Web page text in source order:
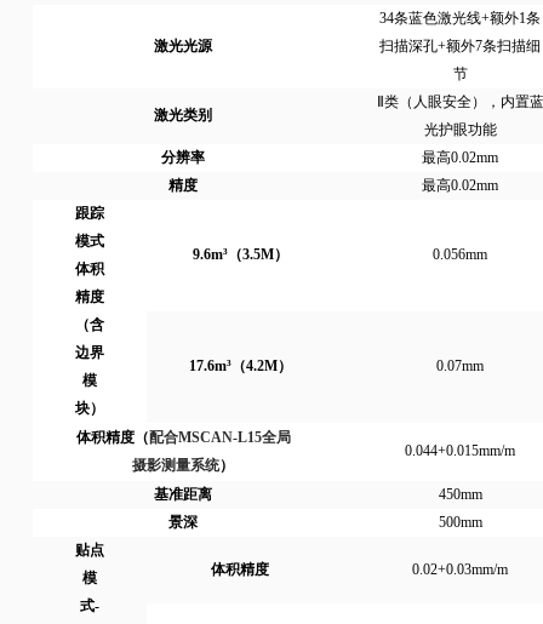
激光光源
34条蓝色激光线+额外1条
扫描深孔+额外7条扫描细
节
激光类别
Ⅱ类（人眼安全），内置蓝
光护眼功能
分辨率
最高0.02mm
精度
最高0.02mm
跟踪
模式
体积
精度
（含
边界
模
块）
9.6m³（3.5M） 0.056mm
17.6m³（4.2M） 0.07mm
体积精度（配合MSCAN-L15全局
摄影测量系统）
0.044+0.015mm/m
基准距离
450mm
景深
500mm
贴点
模
式-
体积精度 0.02+0.03mm/m